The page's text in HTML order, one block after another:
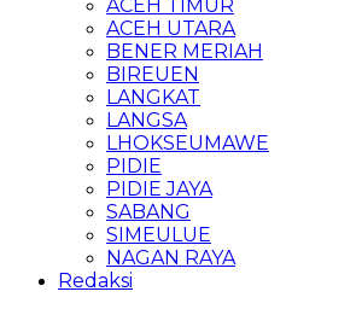
ACEH TIMUR
ACEH UTARA
BENER MERIAH
BIREUEN
LANGKAT
LANGSA
LHOKSEUMAWE
PIDIE
PIDIE JAYA
SABANG
SIMEULUE
NAGAN RAYA
Redaksi